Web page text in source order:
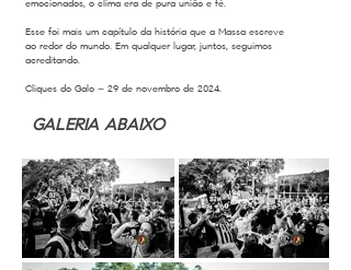
emocionados, o clima era de pura união e fé.
Esse foi mais um capítulo da história que a Massa escreve
ao redor do mundo. Em qualquer lugar, juntos, seguimos
acreditando.
Cliques do Galo – 29 de novembro de 2024.
GALERIA ABAIXO